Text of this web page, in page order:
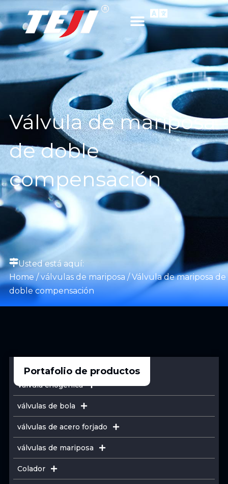
Válvula de mariposa
de doble
compensación
Usted está aquí:
Home /válvulas de mariposa / Válvula de mariposa de
doble compensación
Portafolio de productos
Válvula criogénica
válvulas de bola
válvulas de acero forjado
válvulas de mariposa
Colador